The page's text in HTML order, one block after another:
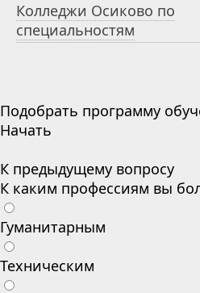
Колледжи Осиково по
специальностям
Подобрать программу
Начать
К предыдущему вопросу
К каким профессиям вы
Гуманитарным
Техническим